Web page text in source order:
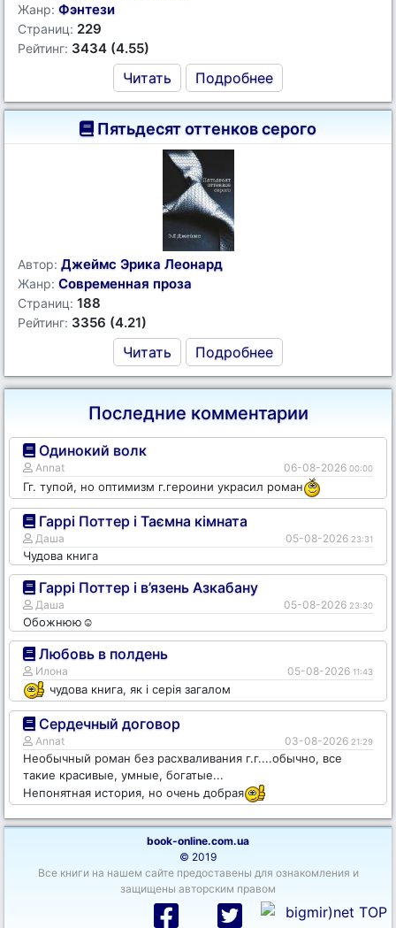
Жанр: Фэнтези
Страниц: 229
Рейтинг: 3434 (4.55)
Читать Подробнее
Пятьдесят оттенков серого
Автор: Джеймс Эрика Леонард
Жанр: Современная проза
Страниц: 188
Рейтинг: 3356 (4.21)
Читать Подробнее
Последние комментарии
Одинокий волк
Annat 06-08-2026 00:00
Гг. тупой, но оптимизм г.героини украсил роман
Гаррі Поттер і Таємна кімната
Даша 05-08-2026 23:31
Чудова книга
Гаррі Поттер і в’язень Азкабану
Даша 05-08-2026 23:30
Обожнюю☺️
Любовь в полдень
Илона 05-08-2026 11:43
чудова книга, як і серія загалом
Сердечный договор
Annat 03-08-2026 21:29
Необычный роман без расхваливания г.г....обычно, все
такие красивые, умные, богатые...
Непонятная история, но очень добрая
book-online.com.ua
© 2019
Все книги на нашем сайте предоставены для ознакомления и
защищены авторским правом